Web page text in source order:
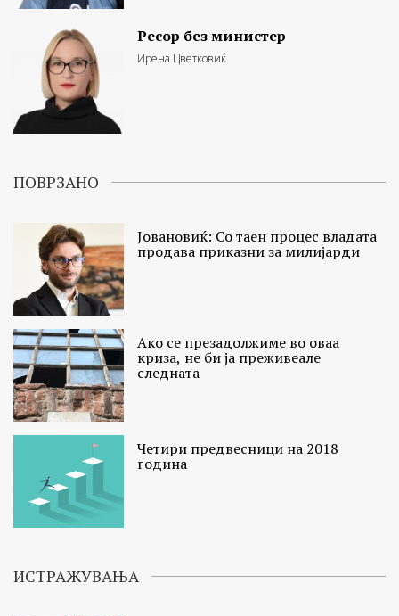
Ресор без министер
Ирена Цветковиќ
ПОВРЗАНО
Јовановиќ: Со таен процес владата
продава приказни за милијарди
Ако се презадолжиме во оваа
криза, не би ја преживеале
следната
Четири предвесници на 2018
година
ИСТРАЖУВАЊА